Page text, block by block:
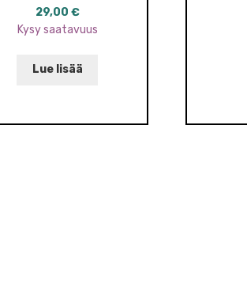
29,00 €
Kysy saatavuus
Lue lisää